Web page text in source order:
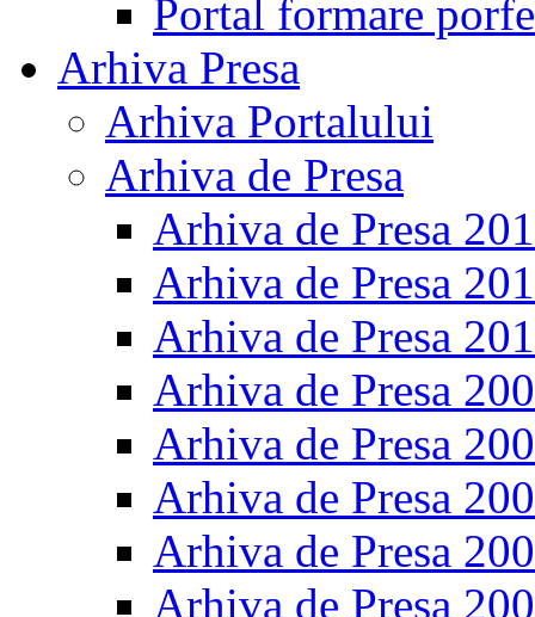
Portal formare
Arhiva Presa
Arhiva Portalului
Arhiva de Presa
Arhiva de Presa
Arhiva de Presa
Arhiva de Presa
Arhiva de Presa
Arhiva de Presa
Arhiva de Presa
Arhiva de Presa
Arhiva de Presa